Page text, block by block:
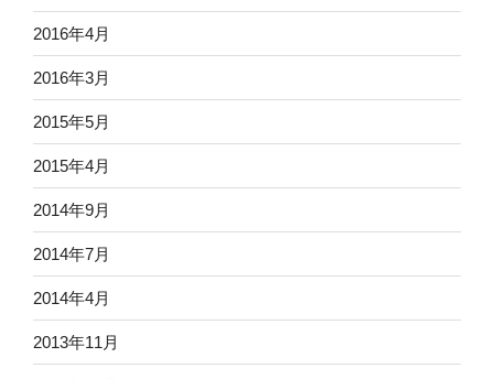
2016年4月
2016年3月
2015年5月
2015年4月
2014年9月
2014年7月
2014年4月
2013年11月